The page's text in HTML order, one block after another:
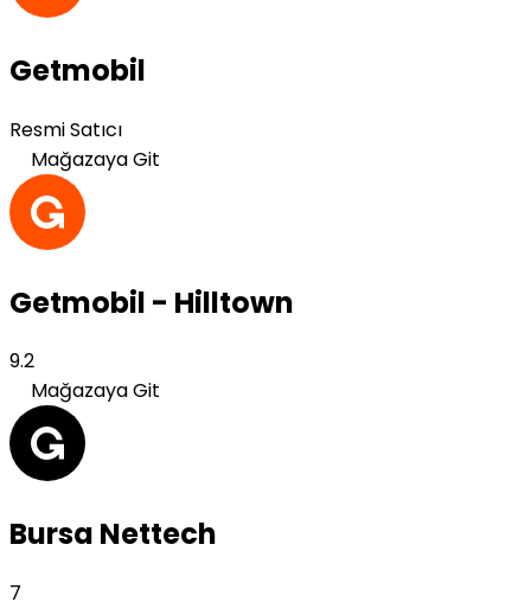
Getmobil
Resmi Satıcı
Mağazaya Git
Getmobil - Hilltown
9.2
Mağazaya Git
Bursa Nettech
7